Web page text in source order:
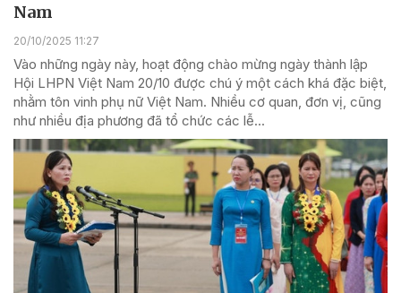
Nam
20/10/2025 11:27
Vào những ngày này, hoạt động chào mừng ngày thành lập
Hội LHPN Việt Nam 20/10 được chú ý một cách khá đặc biệt,
nhằm tôn vinh phụ nữ Việt Nam. Nhiều cơ quan, đơn vị, cũng
như nhiều địa phương đã tổ chức các lễ...